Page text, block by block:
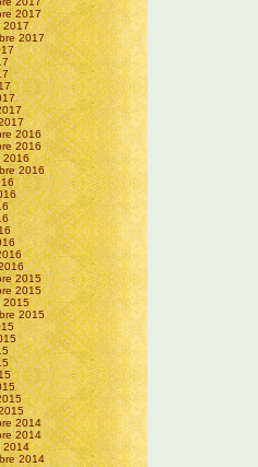
2017
2017
2017
2016
2016
2016
2016
2015
2015
2015
2015
2014
2014
2014
2014